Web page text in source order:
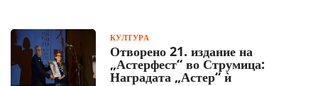
КУЛТУРА
Отворено 21. издание на
„Астерфест“ во Струмица:
Наградата „Астер“ ѝ